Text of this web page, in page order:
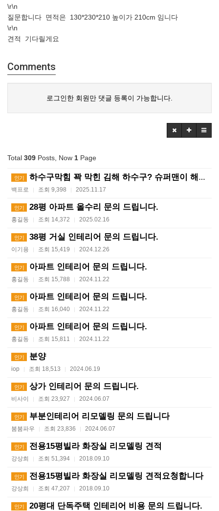
\r\n
질문합니다 면적은 130*230*210 높이가 210cm 임니다
\r\n
견적 기다릴게요
Comments
로그인한 회원만 댓글 등록이 가능합니다.
Total 309 Posts, Now 1 Page
인기 하수구막힘 꽉 막힌 김해 하수구? 슈퍼맨이 해결사! ?…
백프로 | 조회 9,398 | 2025.11.17
인기 28평 아파트 올수리 문의 드립니다.
홍길동 | 조회 14,372 | 2025.02.16
인기 38평 거실 인테리어 문의 드립니다.
이기용 | 조회 15,419 | 2024.12.26
인기 아파트 인테리어 문의 드립니다.
홍길동 | 조회 15,788 | 2024.11.22
인기 아파트 인테리어 문의 드립니다.
홍길동 | 조회 16,040 | 2024.11.22
인기 아파트 인테리어 문의 드립니다.
홍길동 | 조회 15,811 | 2024.11.22
인기 분양
iop | 조회 18,513 | 2024.06.19
인기 상가 인테리어 문의 드립니다.
비사이 | 조회 23,927 | 2024.06.07
인기 부분인테리어 리모델링 문의 드립니다
붐붐파우 | 조회 23,836 | 2024.06.07
인기 전용15평빌라 화장실 리모델링 견적
강상희 | 조회 51,394 | 2018.09.10
인기 전용15평빌라 화장실 리모델링 견적요청합니다
강상희 | 조회 47,207 | 2018.09.10
인기 20평대 단독주택 인테리어 비용 문의 드립니다.